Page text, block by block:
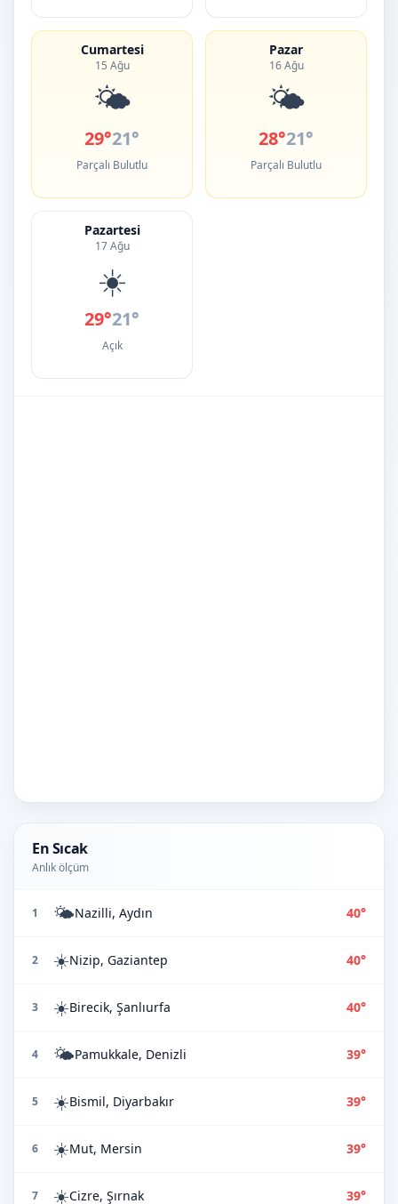
Cumartesi
15 Ağu
🌤️
29°21°
Parçalı Bulutlu
Pazar
16 Ağu
🌤️
28°21°
Parçalı Bulutlu
Pazartesi
17 Ağu
☀️
29°21°
Açık
En Sıcak
Anlık ölçüm
1 🌤️Nazilli, Aydın 40°
2 ☀️Nizip, Gaziantep 40°
3 ☀️Birecik, Şanlıurfa 40°
4 🌤️Pamukkale, Denizli 39°
5 ☀️Bismil, Diyarbakır 39°
6 ☀️Mut, Mersin 39°
7 ☀️Cizre, Şırnak 39°